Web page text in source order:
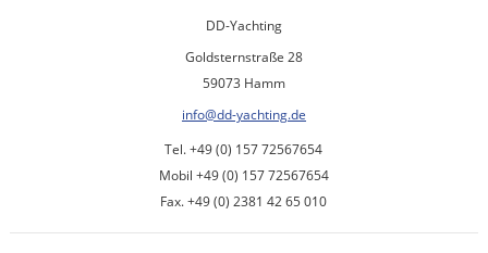
DD-Yachting
Goldsternstraße 28
59073 Hamm
info@dd-yachting.de
Tel. +49 (0) 157 72567654
Mobil +49 (0) 157 72567654
Fax. +49 (0) 2381 42 65 010